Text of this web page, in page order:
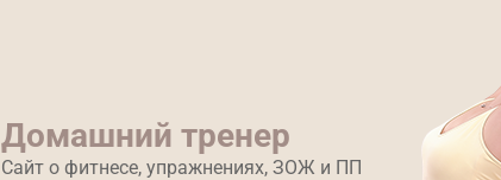
Домашний тренер
Сайт о фитнесе, упражнениях, ЗОЖ и ПП